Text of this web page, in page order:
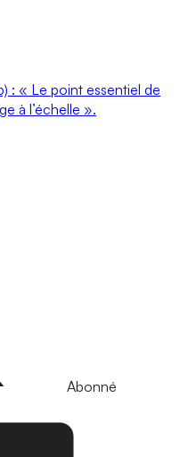
: « Le point essentiel de
à l’échelle ».
Abonné